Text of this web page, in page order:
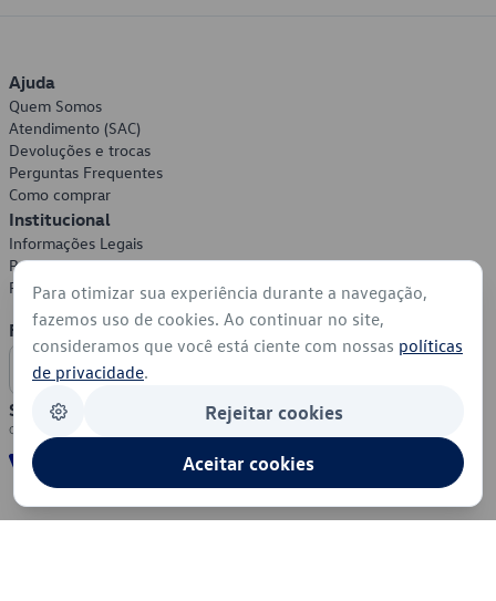
Ajuda
Quem Somos
Atendimento (SAC)
Devoluções e trocas
Perguntas Frequentes
Como comprar
Institucional
Informações Legais
Política de Privacidade
Política de Cookies
Formas de Pagamento
Segurança
Para otimizar sua experiência durante a navegação,
fazemos uso de cookies. Ao continuar no site,
consideramos que você está ciente com nossas políticas
de privacidade.
Rejeitar cookies
Aceitar cookies